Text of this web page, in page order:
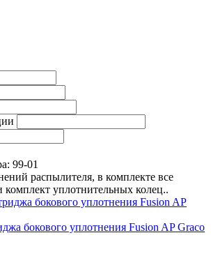
99-01
распылителя, в комплекте все
комплект уплотнительных колец..
бокового уплотнения Fusion AP Graco